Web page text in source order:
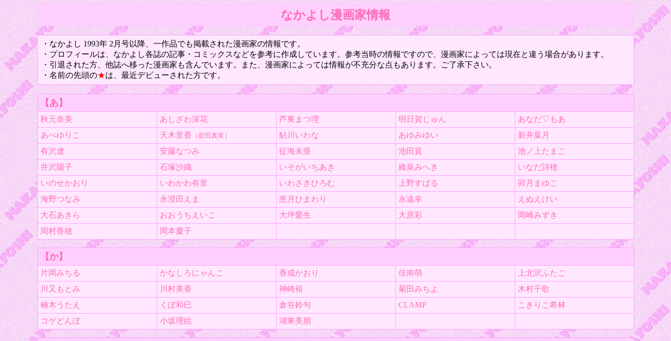
なかよし漫画家情報
・なかよし 1993年 2月号以降、一作品でも掲載された漫画家の情報です。
・プロフィールは、なかよし各誌の記事・コミックスなどを参考に作成しています。参考当時の情報ですので、漫画家によっては現在と違う場合があります。
・引退された方、他誌へ移った漫画家も含んでいます。また、漫画家によっては情報が不充分な点もあります。ご了承下さい。
・名前の先頭の★は、最近デビューされた方です。
【あ】
秋元奈美 あしざわ深花 芦東まつ理 明日賀じゅん
あなだ▽もあ
あべゆりこ
天木里香 （双田真実） 鮎川いわな あゆみゆい
新井葉月
有沢遼
安藤なつみ 征海未亜 池田貢
池ノ上たまこ
井沢陽子
石塚沙織 いそがいちあき 維泉みへき
いなだ詩穂
いのせかおり
いわかわ有里 いわさきひろむ 上野すばる
卯月まゆこ
海野つなみ
永澄田えま 恵月ひまわり 永遠幸
えぬえけい
大石あきら
おおうちえいこ 大坪愛生 大原彩
岡崎みずき
岡村香穂
岡本慶子
【か】
片岡みちる かなしろにゃんこ 香成かおり 佳南萌
上北沢ふたご
川又もとみ
川村美香 神崎裕 菊田みちよ
木村千歌
楠木うたえ
くぼ和巳 倉谷鈴句 CLAMP
こきりこ希林
コゲどんぼ
小坂理絵 湖東美朋